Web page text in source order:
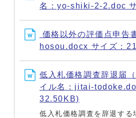
名：yo-shiki-2-2.doc
価格以外の評価点申告
hosou.docx サイズ：
低入札価格調査辞退届
イル名：jitai-
32.50KB)
低入札価格調査を辞退する